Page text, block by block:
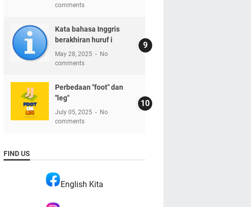
comments
Kata bahasa Inggris
berakhiran huruf i
May 28, 2025
No
comments
Perbedaan "foot" dan
"leg"
July 05, 2025
No
comments
FIND US
English Kita